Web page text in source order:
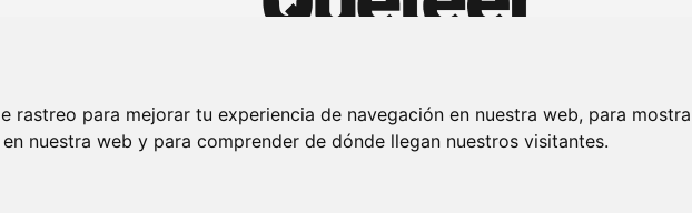
rastreo para mejorar tu experiencia de navegación en nuestra web, para
nuestra web y para comprender de dónde llegan nuestros visitantes.
COOKIES POLITICA DE PRIVACIDAD PUBLICIDAD EN LA REVISTA QUÉ LEER SORTEO-PREESTRENOS